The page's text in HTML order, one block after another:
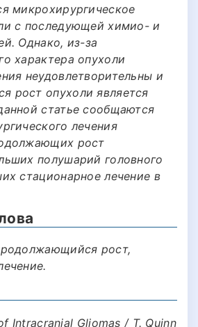
микрохирургическое
с последующей химио- и
Однако, из-за
характера опухоли
неудовлетворительны и
рост опухоли является
статье сообщаются
лечения
рост
полушарий головного
стационарное лечение в
рост,
Intracranial Gliomas / T. Quinn